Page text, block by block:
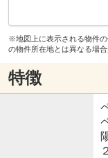
※地図上に表示される物件
の物件所在地とは異なる場合
特徴